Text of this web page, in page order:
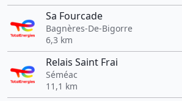
Sa Fourcade
Bagnères-De-Bigorre
6,3 km
Relais Saint Frai
Séméac
11,1 km